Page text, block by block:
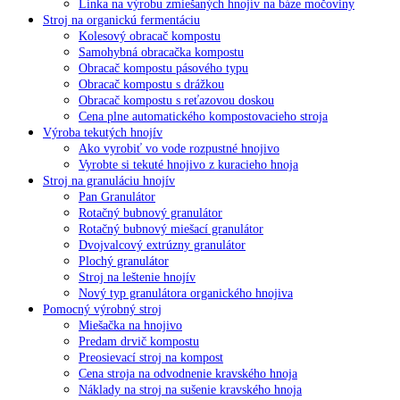
Linka na výrobu zmiešaných hnojív na báze močoviny
Stroj na organickú fermentáciu
Kolesový obracač kompostu
Samohybná obracačka kompostu
Obracač kompostu pásového typu
Obracač kompostu s drážkou
Obracač kompostu s reťazovou doskou
Cena plne automatického kompostovacieho stroja
Výroba tekutých hnojív
Ako vyrobiť vo vode rozpustné hnojivo
Vyrobte si tekuté hnojivo z kuracieho hnoja
Stroj na granuláciu hnojív
Pan Granulátor
Rotačný bubnový granulátor
Rotačný bubnový miešací granulátor
Dvojvalcový extrúzny granulátor
Plochý granulátor
Stroj na leštenie hnojív
Nový typ granulátora organického hnojiva
Pomocný výrobný stroj
Miešačka na hnojivo
Predam drvič kompostu
Preosievací stroj na kompost
Cena stroja na odvodnenie kravského hnoja
Náklady na stroj na sušenie kravského hnoja